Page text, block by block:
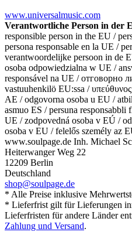
www.universalmusic.com
Verantwortliche Person in der
responsible person in the EU /
persona responsable en la UE /
verantwoordelijke persoon in de
osoba odpowiedzialna w UE /
responsável na UE / отговорно
vastuuhenkilö EU:ssa /
AE / odgovorna osoba u EU /
asmuo ES / persuna
UE / zodpovedná osoba v EÚ /
osoba v EU / felelős személy az
www.soulpage.de Inh. Michael
Heiterwanger Weg 22
12209 Berlin
Deutschland
shop@soulpage.de
* Alle Preise inklusive
* Lieferfrist gilt für Lieferungen
Lieferfristen für andere Länder
Zahlung und Versand.